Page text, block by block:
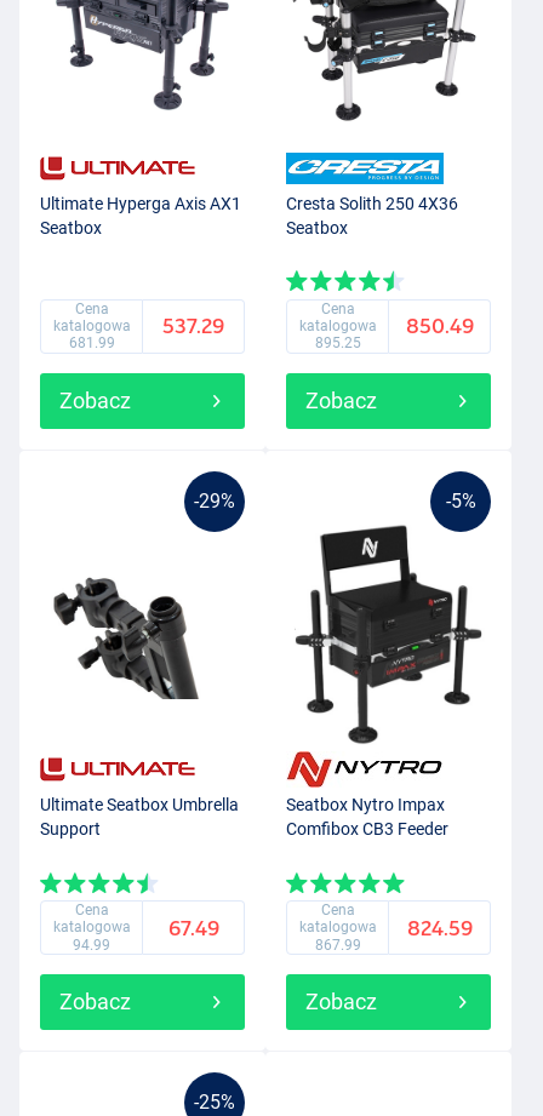
Ultimate Hyperga Axis AX1
Seatbox
Cena
katalogowa
681.99
537.29
Zobacz
Cresta Solith 250 4X36
Seatbox
Cena
katalogowa
895.25
850.49
Zobacz
-29%
Ultimate Seatbox Umbrella
Support
Cena
katalogowa
94.99
67.49
Zobacz
-5%
Seatbox Nytro Impax
Comfibox CB3 Feeder
Cena
katalogowa
867.99
824.59
Zobacz
-25%